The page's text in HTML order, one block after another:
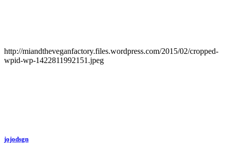
http://miandtheveganfactory.files.wordpress.com/2015/02/cropped-
wpid-wp-1422811992151.jpeg
jojodsgn